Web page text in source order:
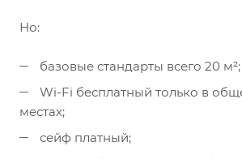
Но:
базовые стандарты всего 20 м²;
Wi-Fi бесплатный только в
местах;
сейф платный;